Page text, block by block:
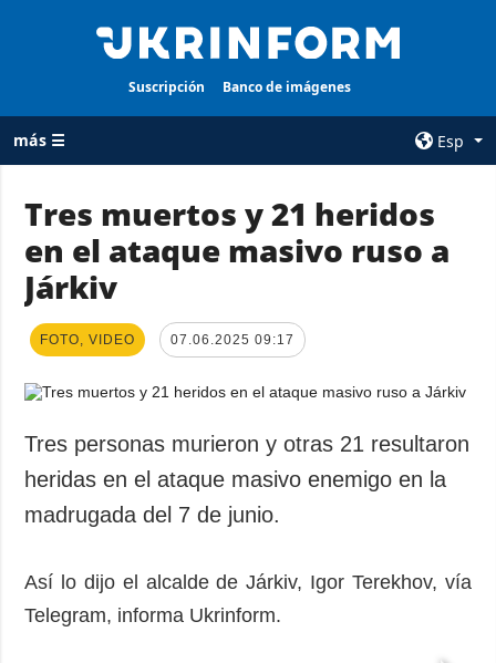
Suscripción Banco de imágenes
más ☰
Esp
TODAS LAS
CATEGORÍAS
Guerra
Reconstrucción
Política
Economía
Defensa
Sociedad y
Cultura
AGENCIA
condiciones de
Política de
privacidad y
protección de
Tres muertos y 21 heridos
en el ataque masivo ruso a
Járkiv
FOTO, VIDEO 07.06.2025 09:17
Tres personas murieron y otras 21 resultaron
heridas en el ataque masivo enemigo en la
madrugada del 7 de junio.
Así lo dijo el alcalde de Járkiv, Igor Terekhov, vía
Telegram, informa Ukrinform.